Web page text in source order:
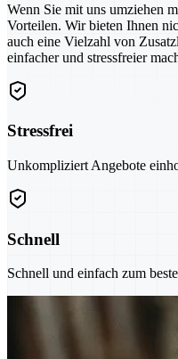
Wenn Sie mit uns umziehen
Vorteilen. Wir bieten Ihnen
auch eine Vielzahl von
einfacher und stressfreier
Stressfrei
Unkompliziert Angebote
Schnell
Schnell und einfach zum